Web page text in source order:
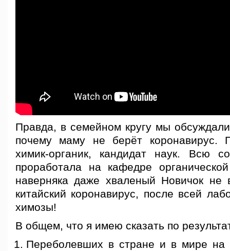
Правда, в семейном кругу мы
почему маму не берёт коронавирус.
химик-органик, кандидат наук. Всю
проработала на кафедре
наверняка даже хваленый Новичок не
китайский коронавирус, после всей
химозы!
В общем, что я имею сказать по
Переболевших в стране и в мире на